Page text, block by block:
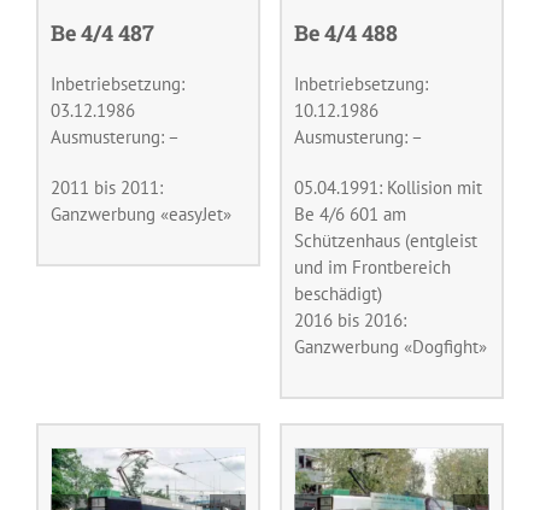
Be 4/4 487
Inbetriebsetzung:
03.12.1986
Ausmusterung: –
2011 bis 2011:
Ganzwerbung «easyJet»
Be 4/4 488
Inbetriebsetzung:
10.12.1986
Ausmusterung: –
05.04.1991: Kollision mit
Be 4/6 601 am
Schützenhaus (entgleist
und im Frontbereich
beschädigt)
2016 bis 2016:
Ganzwerbung «Dogfight»